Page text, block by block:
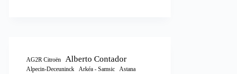
AG2R Citroën Alberto Contador
Alpecin-Deceuninck Arkéa - Samsic
Astana